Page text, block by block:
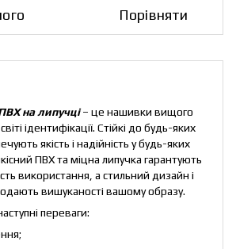
Порівняти
на липучці– це нашивки вищого
ідентифікації. Стійкі до будь-яких
якість і надійність у будь-яких
ПВХ та міцна липучка гарантують
використання, а стильний дизайн і
вишуканості вашому образу.
переваги: